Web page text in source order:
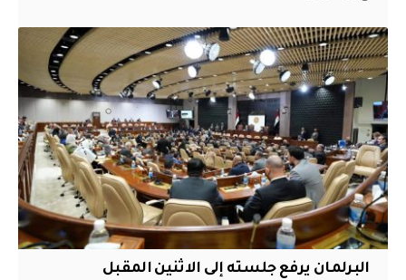
البرلمان يرفع جلسته إلى الاثنين المقبل